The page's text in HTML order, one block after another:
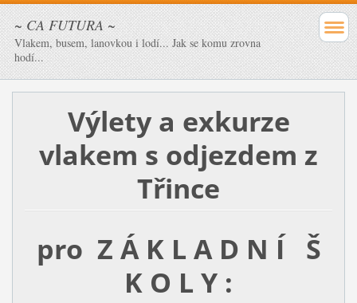
~ CA FUTURA ~
Vlakem, busem, lanovkou i lodí... Jak se komu zrovna
hodí...
Výlety a exkurze
vlakem s odjezdem z
Třince
pro Z Á K L A D N Í Š
K O L Y :